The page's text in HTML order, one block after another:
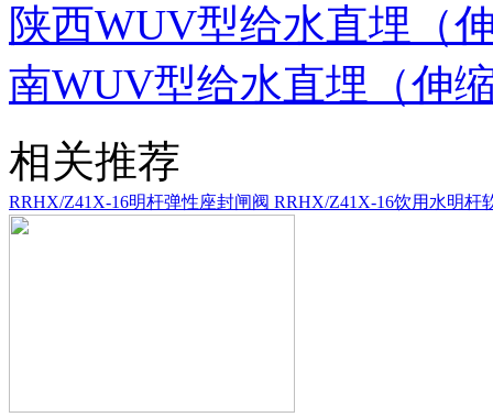
陕西WUV型给水直埋（
南WUV型给水直埋（伸
相关推荐
RRHX/Z41X-16明杆弹性座封闸阀 RRHX/Z41X-16饮用水明杆